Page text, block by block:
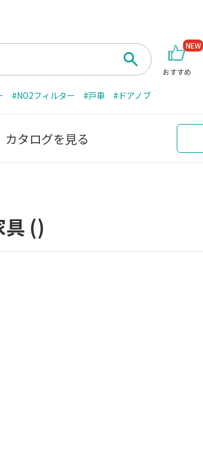
おすすめ
NEW
#NO2フィルター #戸車 #ドアノブ
カタログを見る
具 ()